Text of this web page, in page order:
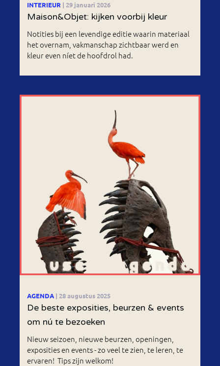
INTERIEUR | 29 januari 2026
Maison&Objet: kijken voorbij kleur
Notities bij een levendige editie waarin materiaal
het overnam, vakmanschap zichtbaar werd en
kleur even níet de hoofdrol had.
AGENDA | 28 augustus 2025
De beste exposities, beurzen & events
om nú te bezoeken
Nieuw seizoen, nieuwe beurzen, openingen,
exposities en events - zo veel te zien, te leren, te
ervaren! Tips zijn welkom!